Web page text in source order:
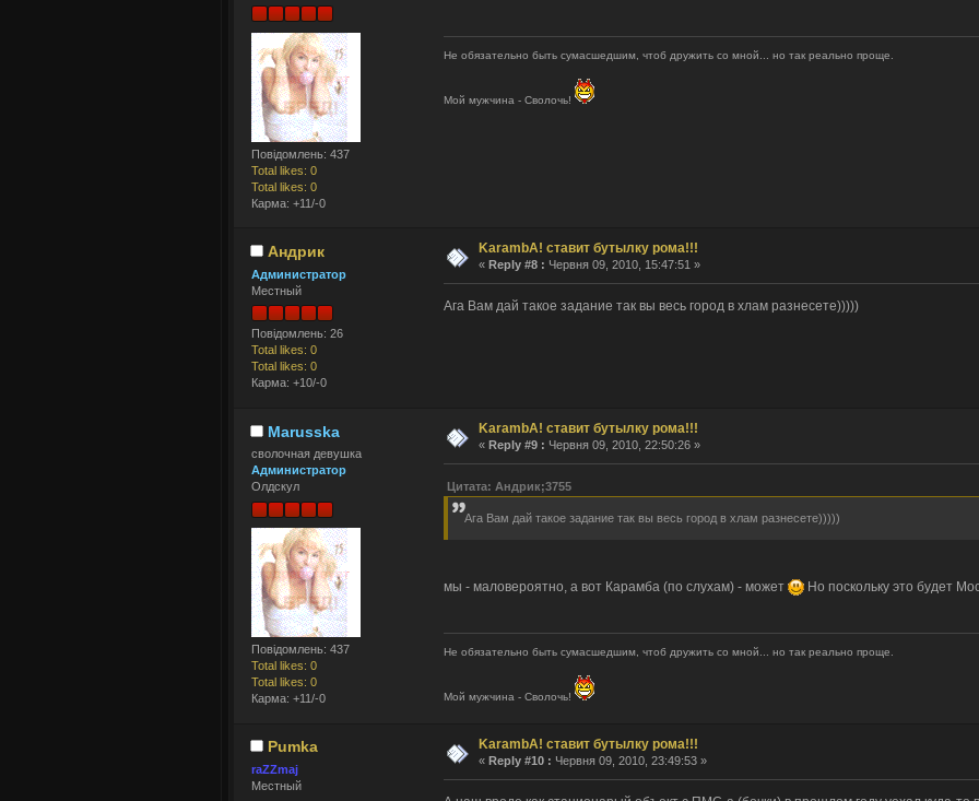
Повідомлень: 437
Total likes: 0
Total likes: 0
Карма: +11/-0
Не обязательно быть сумасшедшим, чтоб дружить со мной... но так реально проще.
Мой мужчина - Сволочь!
Андрик
Администратор
Местный
Повідомлень: 26
Total likes: 0
Total likes: 0
Карма: +10/-0
KarambA! ставит бутылку рома!!!
« Reply #8 : Червня 09, 2010, 15:47:51 »
Ага Вам дай такое задание так вы весь город в хлам разнесете)))))
Marusska
сволочная девушка
Администратор
Олдскул
Повідомлень: 437
Total likes: 0
Total likes: 0
Карма: +11/-0
KarambA! ставит бутылку рома!!!
« Reply #9 : Червня 09, 2010, 22:50:26 »
Цитата: Андрик;3755
Ага Вам дай такое задание так вы весь город в хлам разнесете)))))
мы - маловероятно, а вот Карамба (по слухам) - может Но поскольку это будет
Не обязательно быть сумасшедшим, чтоб дружить со мной... но так реально проще.
Мой мужчина - Сволочь!
Pumka
raZZmaj
Местный
KarambA! ставит бутылку рома!!!
« Reply #10 : Червня 09, 2010, 23:49:53 »